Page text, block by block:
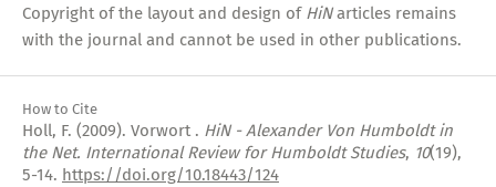
Copyright of the layout and design of HiNarticles remains
with the journal and cannot be used in other publications.
How to Cite
Holl, F. (2009). Vorwort . HiN - Alexander Von Humboldt in
the Net. International Review for Humboldt Studies, 10(19),
5-14. https://doi.org/10.18443/124